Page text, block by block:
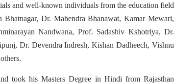
and well-known individuals from the education field
Dr. Mahendra Bhanawat, Kamar Mewari,
Nandwana, Prof. Sadashiv Kshotriya, Dr.
Dr. Devendra Indresh, Kishan Dadheech, Vishnu
took his Masters Degree in Hindi from Rajasthan